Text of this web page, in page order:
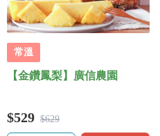
常溫
【金鑽鳳梨】廣信農園
$529 $629